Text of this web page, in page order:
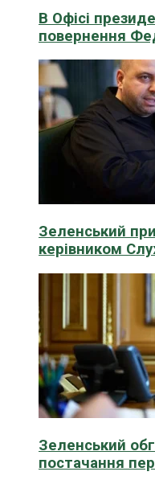
В Офісі
повернення
Зеленський
керівником
Зеленський
постачання